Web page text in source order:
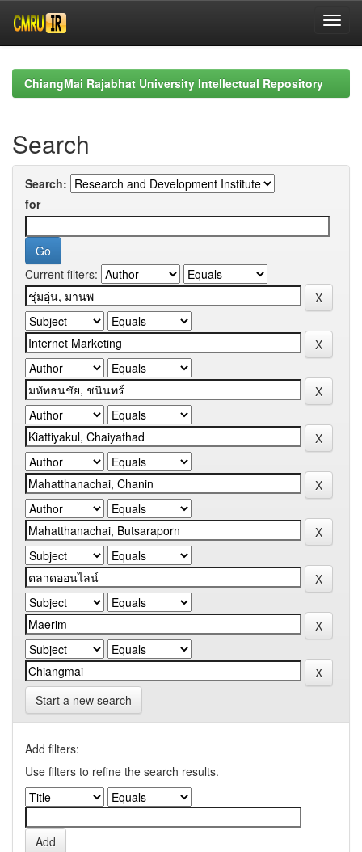
navigationChiangMai Rajabhat University Intellectual Repository
Search
Search:
for
Current filters:
Start a new search
Add filters:
Use filters to refine the search results.